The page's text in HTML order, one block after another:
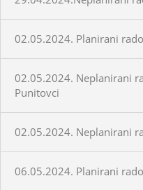
02.05.2024. Planirani
02.05.2024. Neplanirani
Punitovci
02.05.2024. Neplanirani
06.05.2024. Planirani